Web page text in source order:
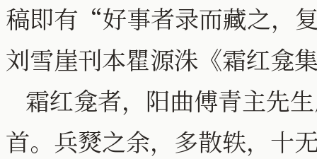
稿即有“好事者录而藏之，
刘雪崖刊本瞿源洙《霜红龛
霜红龛者，阳曲傅青主先
首。兵燹之余，多散轶，十